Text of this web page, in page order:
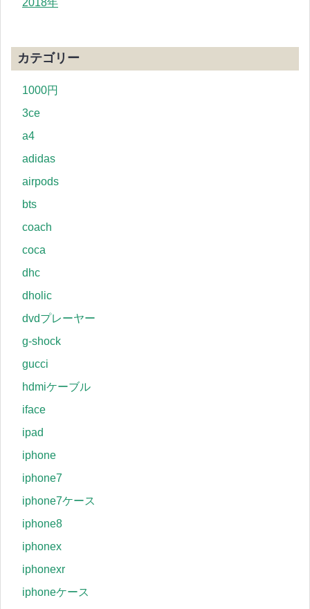
2018年
カテゴリー
1000円
3ce
a4
adidas
airpods
bts
coach
coca
dhc
dholic
dvdプレーヤー
g-shock
gucci
hdmiケーブル
iface
ipad
iphone
iphone7
iphone7ケース
iphone8
iphonex
iphonexr
iphoneケース